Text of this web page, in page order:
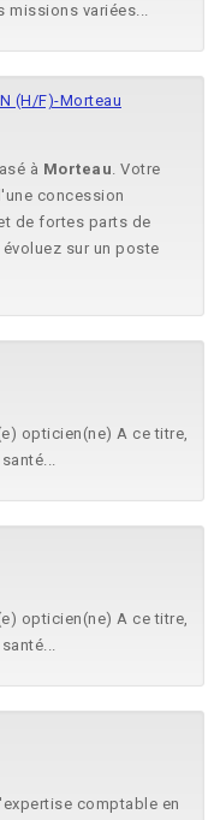
missions variées...
(H/F)-Morteau
à Morteau. Votre
concession
de fortes parts de
évoluez sur un poste
opticien(ne) A ce titre,
opticien(ne) A ce titre,
comptable en